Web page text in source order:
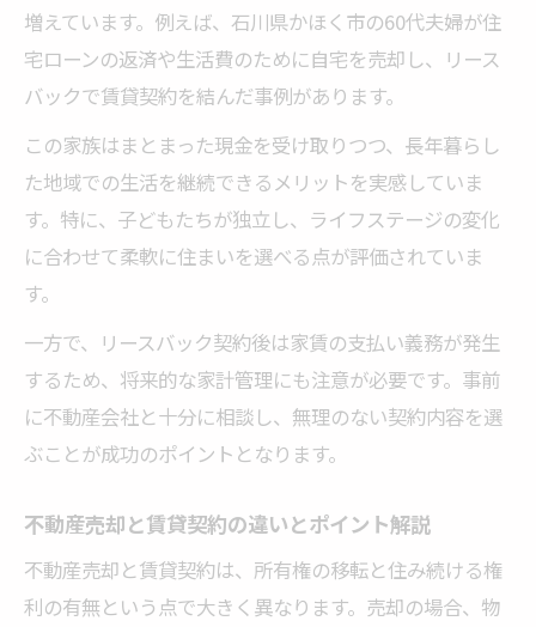
増えています。例えば、石川県かほく市の60代夫婦が住
宅ローンの返済や生活費のために自宅を売却し、リース
バックで賃貸契約を結んだ事例があります。
この家族はまとまった現金を受け取りつつ、長年暮らし
た地域での生活を継続できるメリットを実感していま
す。特に、子どもたちが独立し、ライフステージの変化
に合わせて柔軟に住まいを選べる点が評価されていま
す。
一方で、リースバック契約後は家賃の支払い義務が発生
するため、将来的な家計管理にも注意が必要です。事前
に不動産会社と十分に相談し、無理のない契約内容を選
ぶことが成功のポイントとなります。
不動産売却と賃貸契約の違いとポイント解説
不動産売却と賃貸契約は、所有権の移転と住み続ける権
利の有無という点で大きく異なります。売却の場合、物